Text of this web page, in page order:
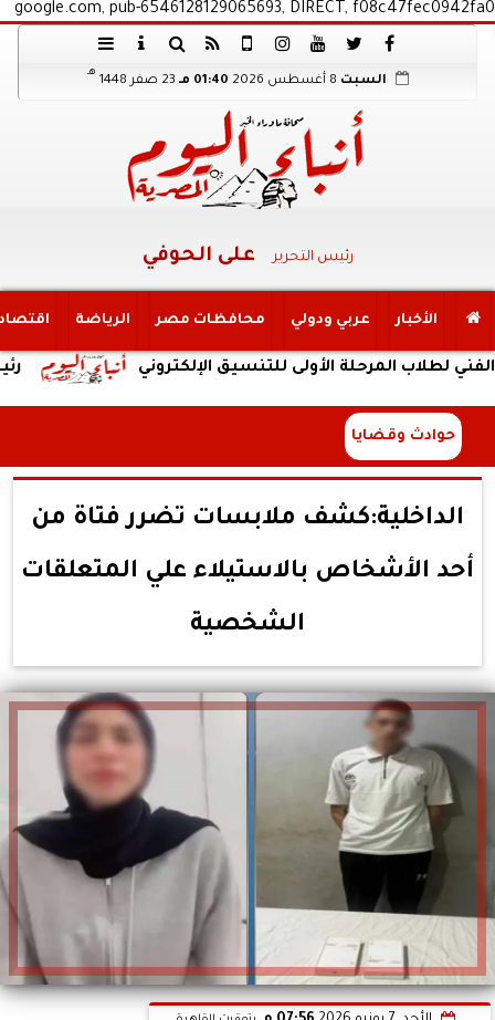
google.com, pub-6546128129065693, DIRECT, f08c47fec0942fa0
السبت 01:40 مـ 23 صفر 1448
هـ
رئيس التحرير على الحوفي
الأخبار عربي ودولي محافظات مصر الرياضة
رئيس المرحلة الأولى للتنسيق الإلكتروني
حوادث وقضايا
الداخلية:كشف ملابسات تضرر فتاة من
أحد الأشخاص بالاستيلاء علي المتعلقات
الشخصية